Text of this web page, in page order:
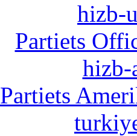
hizb-
Partiets
hizb-
Partiets